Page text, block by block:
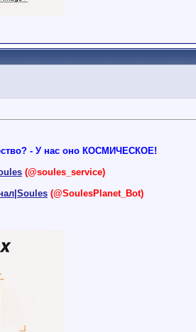
- У нас оно КОСМИЧЕСКОЕ!
(@soules_service)
(@SoulesPlanet_Bot)